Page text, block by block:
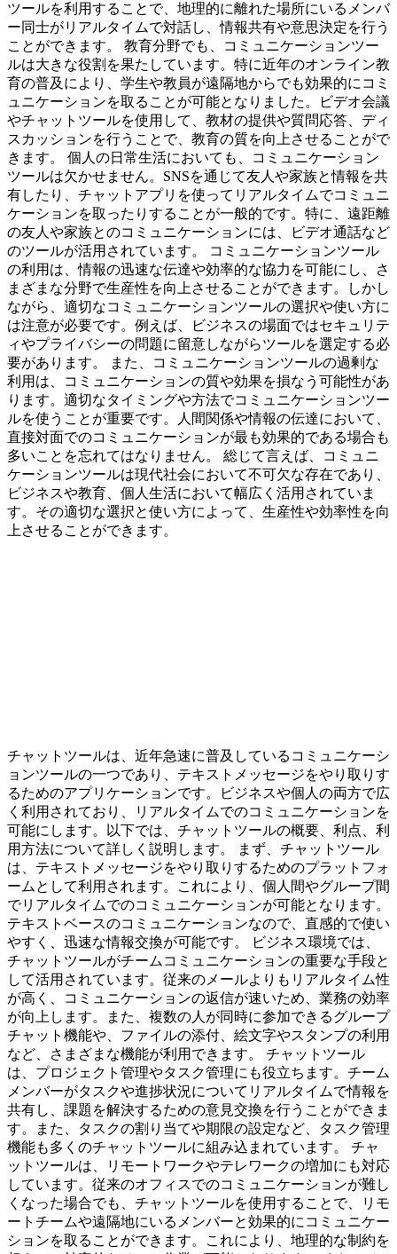
ツールを利用することで、地理的に離れた場所にいるメンバ
ー同士がリアルタイムで対話し、情報共有や意思決定を行う
ことができます。 教育分野でも、コミュニケーションツー
ルは大きな役割を果たしています。特に近年のオンライン教
育の普及により、学生や教員が遠隔地からでも効果的にコミ
ュニケーションを取ることが可能となりました。ビデオ会議
やチャットツールを使用して、教材の提供や質問応答、ディ
スカッションを行うことで、教育の質を向上させることがで
きます。 個人の日常生活においても、コミュニケーション
ツールは欠かせません。SNSを通じて友人や家族と情報を共
有したり、チャットアプリを使ってリアルタイムでコミュニ
ケーションを取ったりすることが一般的です。特に、遠距離
の友人や家族とのコミュニケーションには、ビデオ通話など
のツールが活用されています。 コミュニケーションツール
の利用は、情報の迅速な伝達や効率的な協力を可能にし、さ
まざまな分野で生産性を向上させることができます。しかし
ながら、適切なコミュニケーションツールの選択や使い方に
は注意が必要です。例えば、ビジネスの場面ではセキュリテ
ィやプライバシーの問題に留意しながらツールを選定する必
要があります。 また、コミュニケーションツールの過剰な
利用は、コミュニケーションの質や効果を損なう可能性があ
ります。適切なタイミングや方法でコミュニケーションツー
ルを使うことが重要です。人間関係や情報の伝達において、
直接対面でのコミュニケーションが最も効果的である場合も
多いことを忘れてはなりません。 総じて言えば、コミュニ
ケーションツールは現代社会において不可欠な存在であり、
ビジネスや教育、個人生活において幅広く活用されていま
す。その適切な選択と使い方によって、生産性や効率性を向
上させることができます。
チャットツールは、近年急速に普及しているコミュニケーシ
ョンツールの一つであり、テキストメッセージをやり取りす
るためのアプリケーションです。ビジネスや個人の両方で広
く利用されており、リアルタイムでのコミュニケーションを
可能にします。以下では、チャットツールの概要、利点、利
用方法について詳しく説明します。 まず、チャットツール
は、テキストメッセージをやり取りするためのプラットフォ
ームとして利用されます。これにより、個人間やグループ間
でリアルタイムでのコミュニケーションが可能となります。
テキストベースのコミュニケーションなので、直感的で使い
やすく、迅速な情報交換が可能です。 ビジネス環境では、
チャットツールがチームコミュニケーションの重要な手段と
して活用されています。従来のメールよりもリアルタイム性
が高く、コミュニケーションの返信が速いため、業務の効率
が向上します。また、複数の人が同時に参加できるグループ
チャット機能や、ファイルの添付、絵文字やスタンプの利用
など、さまざまな機能が利用できます。 チャットツール
は、プロジェクト管理やタスク管理にも役立ちます。チーム
メンバーがタスクや進捗状況についてリアルタイムで情報を
共有し、課題を解決するための意見交換を行うことができま
す。また、タスクの割り当てや期限の設定など、タスク管理
機能も多くのチャットツールに組み込まれています。 チャ
ットツールは、リモートワークやテレワークの増加にも対応
しています。従来のオフィスでのコミュニケーションが難し
くなった場合でも、チャットツールを使用することで、リモ
ートチームや遠隔地にいるメンバーと効果的にコミュニケー
ションを取ることができます。これにより、地理的な制約を